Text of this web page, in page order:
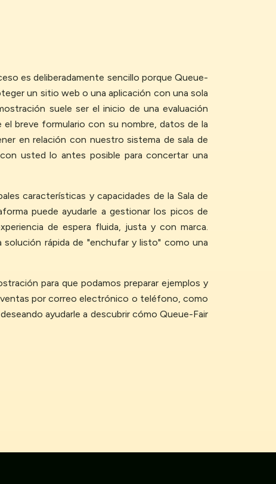
es deliberadamente sencillo porque Queue-
un sitio web o una aplicación con una sola
suele ser el inicio de una evaluación
el breve formulario con su nombre, datos de la
en relación con nuestro sistema de sala de
usted lo antes posible para concertar una
características y capacidades de la Sala de
puede ayudarle a gestionar los picos de
de espera fluida, justa y con marca.
rápida de "enchufar y listo" como una
para que podamos preparar ejemplos y
por correo electrónico o teléfono, como
ayudarle a descubrir cómo Queue-Fair